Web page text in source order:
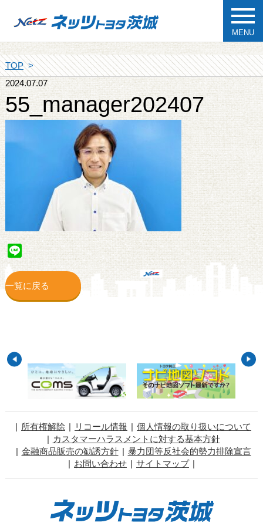
MENU
TOP
2024.07.07
55_manager202407
Line
一覧に戻る
所有権解除 リコール情報
個人情報の取り扱いについて
カスタマーハラスメントに対する基本方針
金融商品販売の勧誘方針
暴力団等反社会的勢力排除宣言
お問い合わせ
サイトマップ